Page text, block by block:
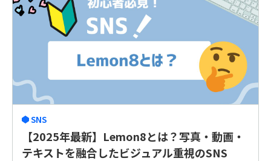
SNS
【2025年最新】Lemon8とは？写真・動画・
テキストを融合したビジュアル重視のSNS